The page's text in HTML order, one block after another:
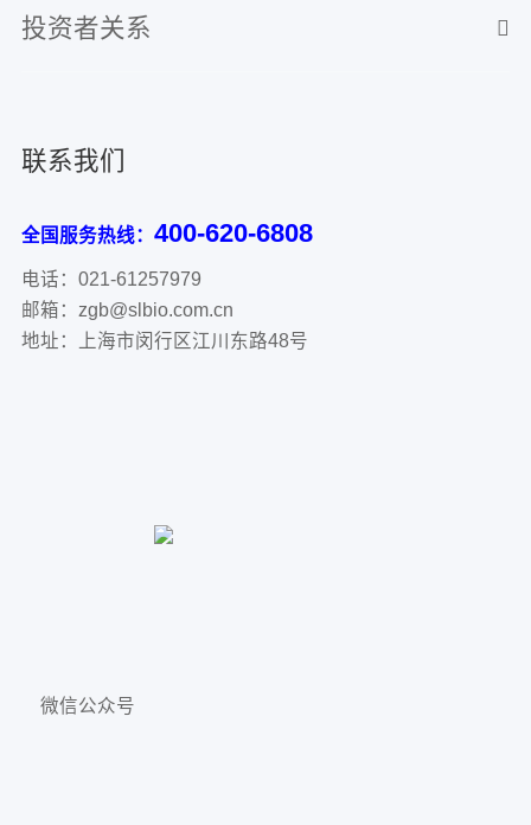
投资者关系
联系我们
全国服务热线： 400-620-6808
电话：021-61257979
邮箱：zgb@slbio.com.cn
地址：上海市闵行区江川东路48号
微信公众号